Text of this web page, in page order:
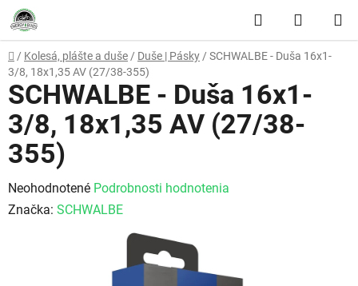
Prejsť na obsah Hľadať
Domov
/ Kolesá, plášte a duše / Duše | Pásky / SCHWALBE - Duša 16x1-
3/8, 18x1,35 AV (27/38-355)
SCHWALBE - Duša 16x1-
3/8, 18x1,35 AV (27/38-
355)
Priemerné hodnotenie produktu je 0,0 z 5 hviezdičiek.
Neohodnotené Podrobnosti hodnotenia
Značka: SCHWALBE